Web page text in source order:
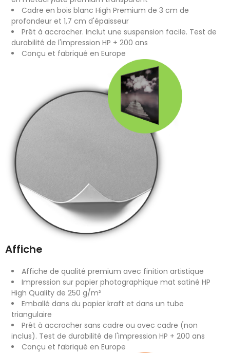
Cadre en bois blanc High Premium de 3 cm de
profondeur et 1,7 cm d'épaisseur
Prêt à accrocher. Inclut une suspension facile. Test de
durabilité de l'impression HP + 200 ans
Conçu et fabriqué en Europe
Affiche
Affiche de qualité premium avec finition artistique
Impression sur papier photographique mat satiné HP
High Quality de 250 g/m²
Emballé dans du papier kraft et dans un tube
triangulaire
Prêt à accrocher sans cadre ou avec cadre (non
inclus). Test de durabilité de l'impression HP + 200 ans
Conçu et fabriqué en Europe